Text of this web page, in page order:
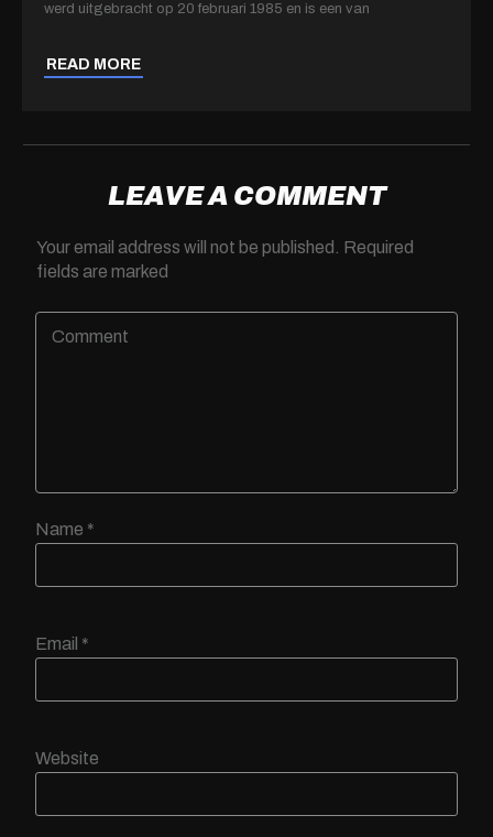
werd uitgebracht op 20 februari 1985 en is een van
READ MORE
LEAVE A COMMENT
Your email address will not be published.
Required
fields are marked
Name *
Email *
Website